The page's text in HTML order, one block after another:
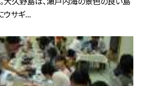
ウサギ...